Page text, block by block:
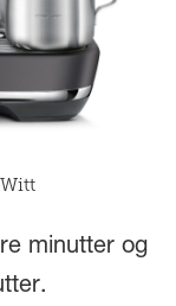
minutter og